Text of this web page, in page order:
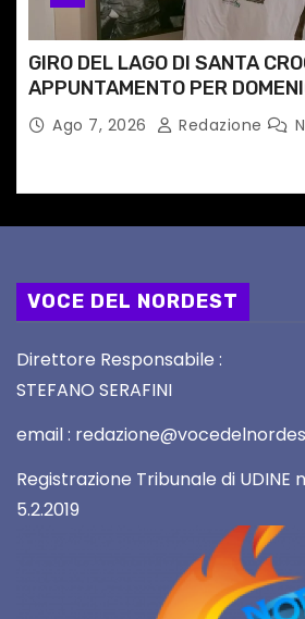
GIRO DEL LAGO DI SANTA
APPUNTAMENTO PER
Ago 7, 2026 Redazione
VOCE DEL NORDEST
Direttore Responsabile :
STEFANO SERAFINI
email :
Registrazione Tribunale di UDINE
5.2.2019